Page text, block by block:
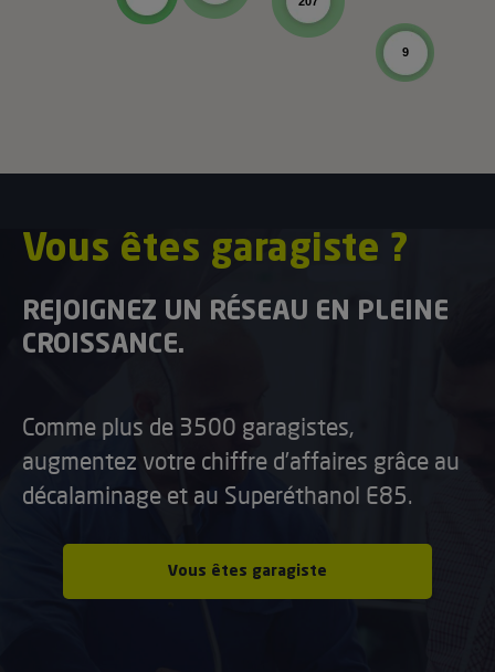
9
Vous êtes garagiste ?
REJOIGNEZ UN RÉSEAU EN PLEINE
CROISSANCE.
Comme plus de 3500 garagistes,
augmentez votre chiffre d’affaires grâce au
décalaminage et au Superéthanol E85.
Vous êtes garagiste